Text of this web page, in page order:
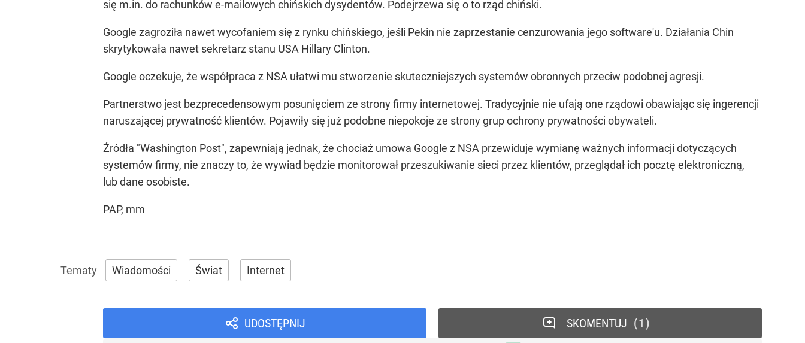
się m.in. do rachunków e-mailowych chińskich dysydentów. Podejrzewa się o to rząd chiński.
Google zagroziła nawet wycofaniem się z rynku chińskiego, jeśli Pekin nie zaprzestanie cenzurowania jego software'u. Działania Chin
skrytykowała nawet sekretarz stanu USA Hillary Clinton.
Google oczekuje, że współpraca z NSA ułatwi mu stworzenie skuteczniejszych systemów obronnych przeciw podobnej agresji.
Partnerstwo jest bezprecedensowym posunięciem ze strony firmy internetowej. Tradycyjnie nie ufają one rządowi obawiając się ingerencji
naruszającej prywatność klientów. Pojawiły się już podobne niepokoje ze strony grup ochrony prywatności obywateli.
Źródła "Washington Post", zapewniają jednak, że chociaż umowa Google z NSA przewiduje wymianę ważnych informacji dotyczących
systemów firmy, nie znaczy to, że wywiad będzie monitorował przeszukiwanie sieci przez klientów, przeglądał ich pocztę elektroniczną,
lub dane osobiste.
PAP, mm
Wiadomości Świat Internet
UDOSTĘPNIJ SKOMENTUJ 1